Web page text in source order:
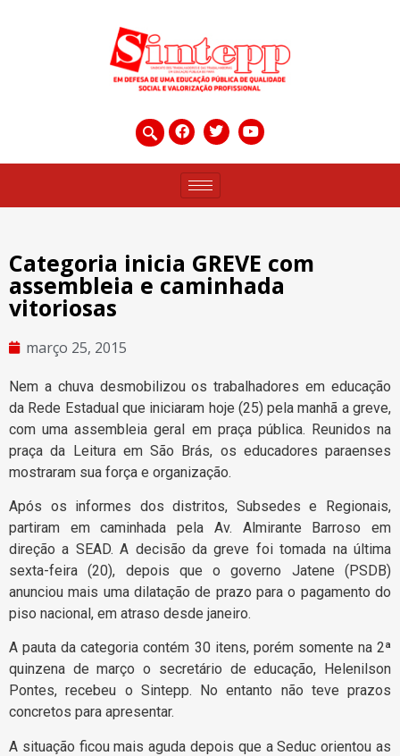
Categoria inicia GREVE com
assembleia e caminhada
vitoriosas
março 25, 2015
Nem a chuva desmobilizou os trabalhadores em educação
da Rede Estadual que iniciaram hoje (25) pela manhã a greve,
com uma assembleia geral em praça pública. Reunidos na
praça da Leitura em São Brás, os educadores paraenses
mostraram sua força e organização.
Após os informes dos distritos, Subsedes e Regionais,
partiram em caminhada pela Av. Almirante Barroso em
direção a SEAD. A decisão da greve foi tomada na última
sexta-feira (20), depois que o governo Jatene (PSDB)
anunciou mais uma dilatação de prazo para o pagamento do
piso nacional, em atraso desde janeiro.
A pauta da categoria contém 30 itens, porém somente na 2ª
quinzena de março o secretário de educação, Helenilson
Pontes, recebeu o Sintepp. No entanto não teve prazos
concretos para apresentar.
A situação ficou mais aguda depois que a Seduc orientou as